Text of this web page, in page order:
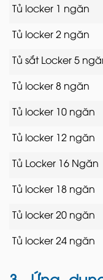
Tủ locker 1 ngăn
Tủ locker 2 ngăn
Tủ sắt Locker 5
Tủ locker 8 ngăn
Tủ locker 10 ngăn
Tủ locker 12 ngăn
Tủ Locker 16 Ngăn
Tủ locker 18 ngăn
Tủ locker 20 ngăn
Tủ locker 24 ngăn